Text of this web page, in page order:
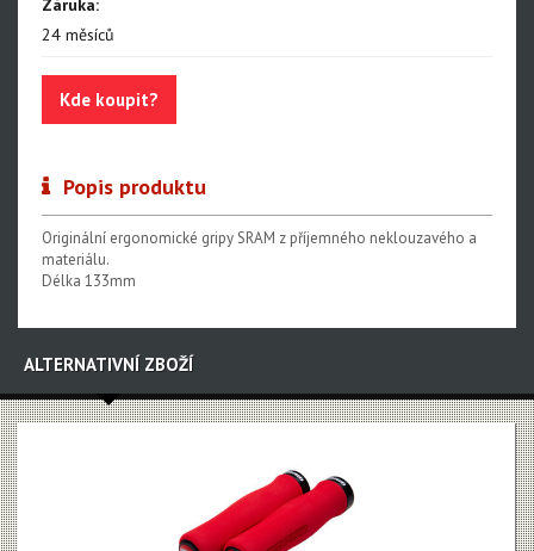
NX Eagle
SX Eagle
X01DH
GX DH
NX
X5
Red XPLR AXS E1
Red AXS E1
Záruka:
24 měsíců
Kde koupit?
Popis produktu
Originální ergonomické gripy SRAM z příjemného neklouzavého a
materiálu.
Délka 133mm
ALTERNATIVNÍ ZBOŽÍ